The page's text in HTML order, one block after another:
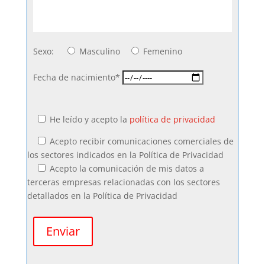
Sexo: Masculino Femenino
Fecha de nacimiento*
He leído y acepto la política de privacidad
Acepto recibir comunicaciones comerciales de
los sectores indicados en la Política de Privacidad
Acepto la comunicación de mis datos a
terceras empresas relacionadas con los sectores
detallados en la Política de Privacidad